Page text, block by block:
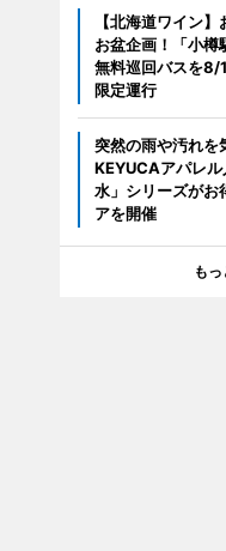
【北海道ワイン
お盆企画！「小樽
無料巡回バスを8/
限定運行
突然の雨や汚れを
KEYUCAアパレ
水」シリーズがお
アを開催
も